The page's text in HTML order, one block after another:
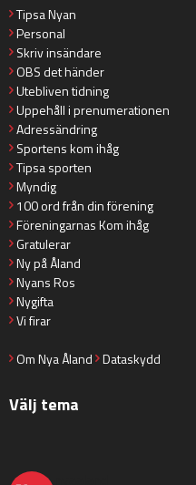
Tipsa Nyan
Personal
Skriv insändare
OBS det händer
Utebliven tidning
Uppehåll i prenumerationen
Adressändring
Sportens kom ihåg
Tipsa sporten
Myndig
100 ord från din förening
Föreningarnas Kom ihåg
Gratulerar
Ny på Åland
Nyans Ros
Nygifta
Vi firar
Om Nya Åland Dataskydd
Välj tema